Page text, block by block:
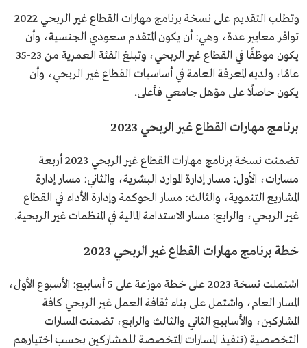
وتطلب التقديم على نسخة برنامج مهارات القطاع غير الربحي 2022
توافر معايير عدة، وهي: أن يكون المتقدم سعودي الجنسية، وأن
يكون موظفًا في القطاع غير الربحي، وتبلغ الفئة العمرية من 23-35
عامًا، ولديه المعرفة العامة في أساسيات القطاع غير الربحي، وأن
يكون حاصلًا على مؤهل جامعي فأعلى.
برنامج مهارات القطاع غير الربحي 2023
تضمنت نسخة برنامج مهارات القطاع غير الربحي 2023 أربعة
مسارات، الأول: مسار إدارة الموارد البشرية، والثاني: مسار إدارة
المشاريع التنموية، والثالث: مسار الحوكمة وإدارة الأداء في القطاع
غير الربحي، والرابع: مسار الاستدامة المالية في المنظمات غير الربحية.
خطة برنامج مهارات القطاع غير الربحي 2023
اشتملت نسخة 2023 على خطة موزعة على 5 أسابيع: الأسبوع الأول،
المسار العام، واشتمل على بناء ثقافة العمل غير الربحي كافة
المشاركين، والأسابيع الثاني والثالث والرابع، تضمنت المسارات
التخصصية (تنفيذ المسارات المتخصصة للمشاركين بحسب اختيارهم